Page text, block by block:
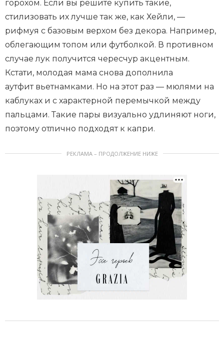
горохом. Если вы решите купить такие,
стилизовать их лучше так же, как Хейли, —
рифмуя с базовым верхом без декора. Например,
облегающим топом или футболкой. В противном
случае лук получится чересчур акцентным.
Кстати, молодая мама снова дополнила
аутфит вьетнамками. Но на этот раз — мюлями на
каблуках и с характерной перемычкой между
пальцами. Такие пары визуально удлиняют ноги,
поэтому отлично подходят к капри.
РЕКЛАМА – ПРОДОЛЖЕНИЕ НИЖЕ